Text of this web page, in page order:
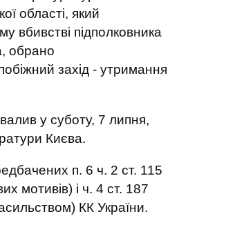
області, який
вбивстві підполковника
обрано
захід - утримання
у суботу, 7 липня,
Києва.
п. 6 ч. 2 ст. 115
мотивів) і ч. 4 ст. 187
КК України.